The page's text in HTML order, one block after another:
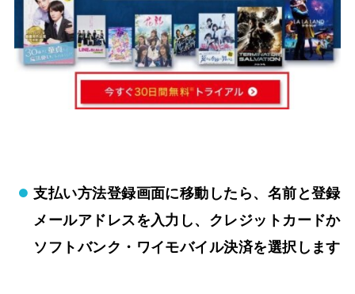
支払い方法登録画面に移動したら、名前と登録
メールアドレスを入力し、クレジットカードか
ソフトバンク・ワイモバイル決済を選択します